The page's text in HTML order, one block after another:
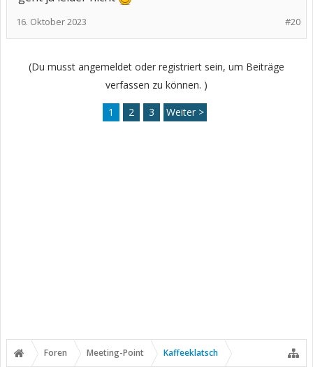
#20
16. Oktober 2023
(Du musst angemeldet oder registriert sein, um Beiträge
verfassen zu können. )
1 2 3 Weiter >
Foren Meeting-Point Kaffeeklatsch